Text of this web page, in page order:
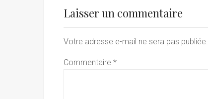
Laisser un commentaire
Votre adresse e-mail ne sera pas publiée.
Commentaire *